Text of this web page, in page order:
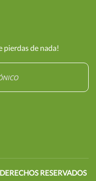
pierdas de nada!
RESERVADOS